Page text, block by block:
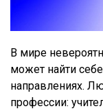
В мире
может найти
направлениях.
профессии: